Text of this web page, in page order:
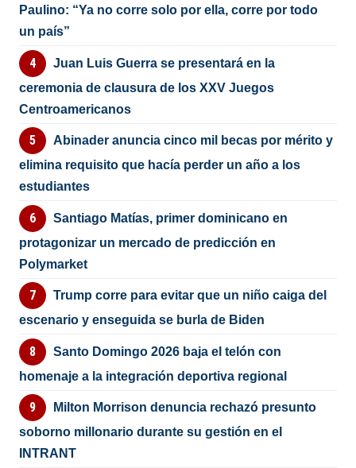
Paulino: “Ya no corre solo por ella, corre por todo
un país”
Juan Luis Guerra se presentará en la
ceremonia de clausura de los XXV Juegos
Centroamericanos
Abinader anuncia cinco mil becas por mérito y
elimina requisito que hacía perder un año a los
estudiantes
Santiago Matías, primer dominicano en
protagonizar un mercado de predicción en
Polymarket
Trump corre para evitar que un niño caiga del
escenario y enseguida se burla de Biden
Santo Domingo 2026 baja el telón con
homenaje a la integración deportiva regional
Milton Morrison denuncia rechazó presunto
soborno millonario durante su gestión en el
INTRANT